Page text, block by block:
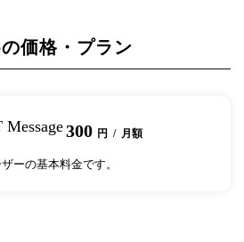
価格・プラン
300 円 / 月額
ーの基本料金です。